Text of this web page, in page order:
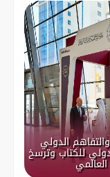
الدولي
للكتاب وترسخ